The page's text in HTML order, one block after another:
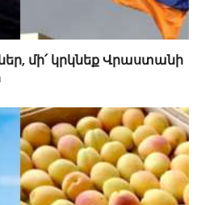
մի՛ կրկնեք Վրաստանի